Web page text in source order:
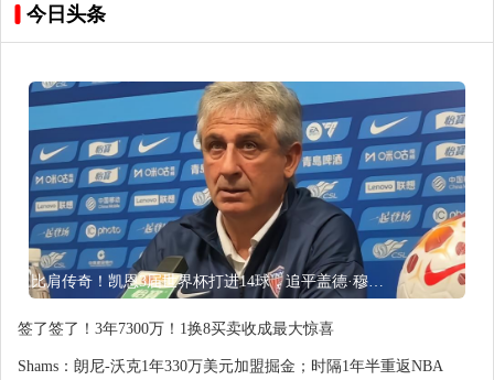
今日头条
比肩传奇！凯恩3届世界杯打进14球，追平盖德·穆勒并排前史第5
签了签了！3年7300万！1换8买卖收成最大惊喜
Shams：朗尼-沃克1年330万美元加盟掘金；时隔1年半重返NBA